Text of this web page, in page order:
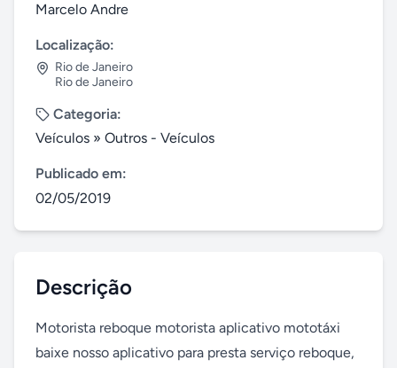
Marcelo Andre
Localização:
Rio de Janeiro
Rio de Janeiro
Categoria:
Veículos » Outros - Veículos
Publicado em:
02/05/2019
Descrição
Motorista reboque motorista aplicativo mototáxi
baixe nosso aplicativo para presta serviço reboque,